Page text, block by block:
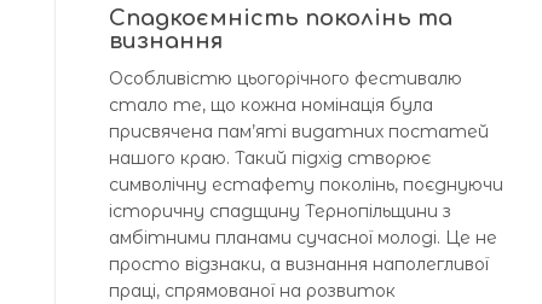
Спадкоємність поколінь та
визнання
Особливістю цьогорічного фестивалю
стало те, що кожна номінація була
присвячена пам’яті видатних постатей
нашого краю. Такий підхід створює
символічну естафету поколінь, поєднуючи
історичну спадщину Тернопільщини з
амбітними планами сучасної молоді. Це не
просто відзнаки, а визнання наполегливої
праці, спрямованої на розвиток